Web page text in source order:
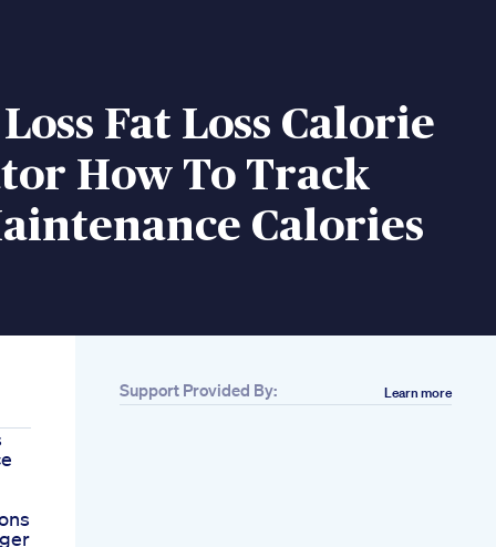
Fat Loss Calorie
How To Track
Calories
Support Provided By: Learn more